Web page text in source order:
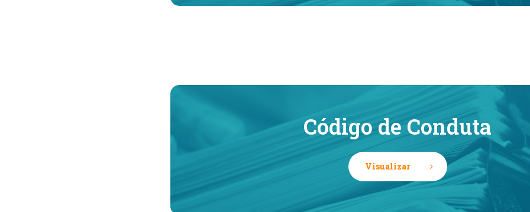
Código de Conduta
Visualizar